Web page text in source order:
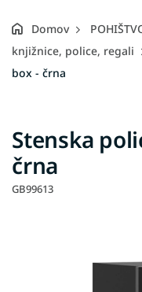
Domov
knjižnice, police, regali
box - črna
Stenska
črna
GB99613